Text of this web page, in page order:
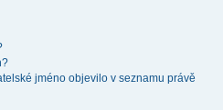
jméno objevilo v seznamu právě